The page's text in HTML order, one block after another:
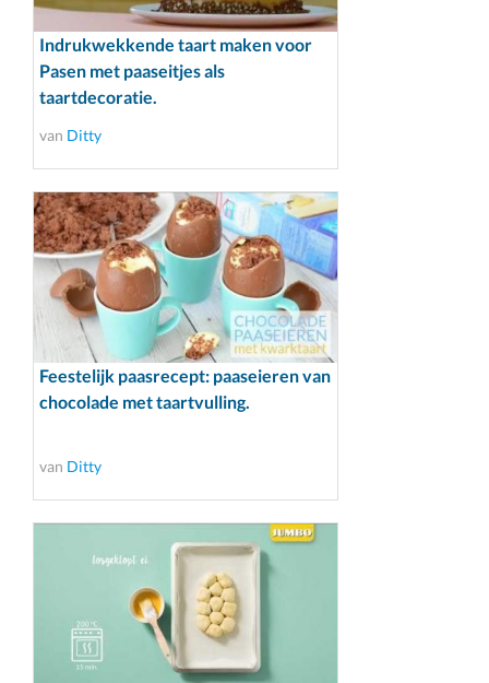
Indrukwekkende taart maken voor
Pasen met paaseitjes als
taartdecoratie.
van Ditty
Feestelijk paasrecept: paaseieren van
chocolade met taartvulling.
van Ditty